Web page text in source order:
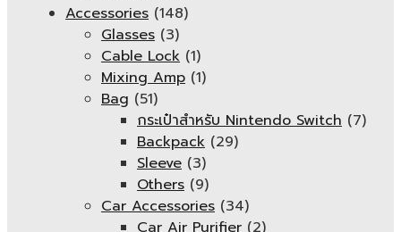
Accessories (148)
Glasses (3)
Cable Lock (1)
Mixing Amp (1)
Bag (51)
กระเป๋าสำหรับ Nintendo Switch (7)
Backpack (29)
Sleeve (3)
Others (9)
Car Accessories (34)
Car Air Purifier (2)